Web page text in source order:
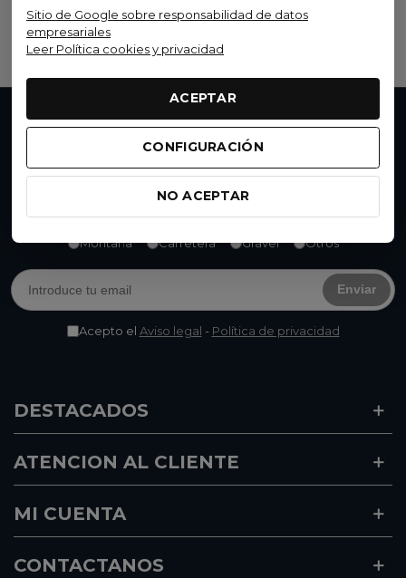
Sitio de Google sobre responsabilidad de datos
empresariales
Leer Política cookies y privacidad
ACEPTAR
CONFIGURACIÓN
NO ACEPTAR
Ver opciones
No te pierdas nada
Accede a promociones exclusivas, descuentos y
descuentoen tu próxima compra.
Montaña Carretera Gravel Otros
Enviar
Acepto el Aviso legal - Política de privacidad
DESTACADOS
ATENCION AL CLIENTE
MI CUENTA
CONTACTANOS